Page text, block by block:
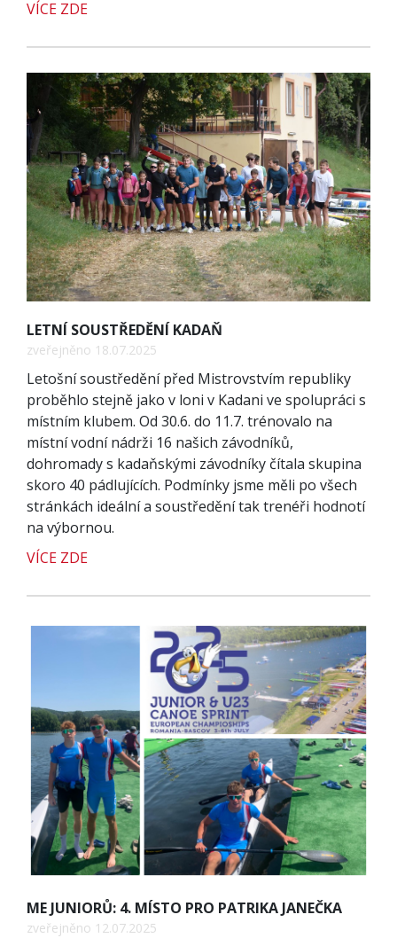
VÍCE ZDE
LETNÍ SOUSTŘEDĚNÍ KADAŇ
zveřejněno 18.07.2025
Letošní soustředění před Mistrovstvím republiky
proběhlo stejně jako v loni v Kadani ve spolupráci s
místním klubem. Od 30.6. do 11.7. trénovalo na
místní vodní nádrži 16 našich závodníků,
dohromady s kadaňskými závodníky čítala skupina
skoro 40 pádlujících. Podmínky jsme měli po všech
stránkách ideální a soustředění tak trenéři hodnotí
na výbornou.
VÍCE ZDE
ME JUNIORŮ: 4. MÍSTO PRO PATRIKA JANEČKA
zveřejněno 12.07.2025